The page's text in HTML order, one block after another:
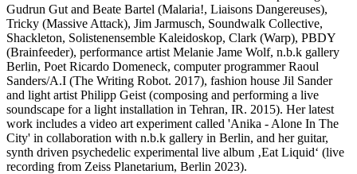
Gudrun Gut and Beate Bartel (Malaria!, Liaisons Dangereuses),
Tricky (Massive Attack), Jim Jarmusch, Soundwalk Collective,
Shackleton, Solistenensemble Kaleidoskop, Clark (Warp), PBDY
(Brainfeeder), performance artist Melanie Jame Wolf, n.b.k gallery
Berlin, Poet Ricardo Domeneck, computer programmer Raoul
Sanders/A.I (The Writing Robot. 2017), fashion house Jil Sander
and light artist Philipp Geist (composing and performing a live
soundscape for a light installation in Tehran, IR. 2015). Her latest
work includes a video art experiment called 'Anika - Alone In The
City' in collaboration with n.b.k gallery in Berlin, and her guitar,
synth driven psychedelic experimental live album ‚Eat Liquid‘ (live
recording from Zeiss Planetarium, Berlin 2023).